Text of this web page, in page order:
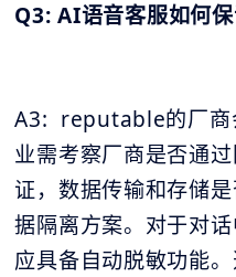
Q3: AI语音客服如何保
A3: reputable的厂商
业需考察厂商是否通
证，数据传输和存储
据隔离方案。对于对
应具备自动脱敏功能